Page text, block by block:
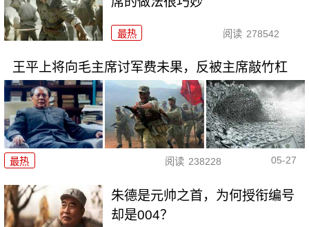
最热 阅读 278542
王平上将向毛主席讨军费未果，反被主席敲竹杠
最热 阅读 238228 05-27
朱德是元帅之首，为何授衔编号
却是004？